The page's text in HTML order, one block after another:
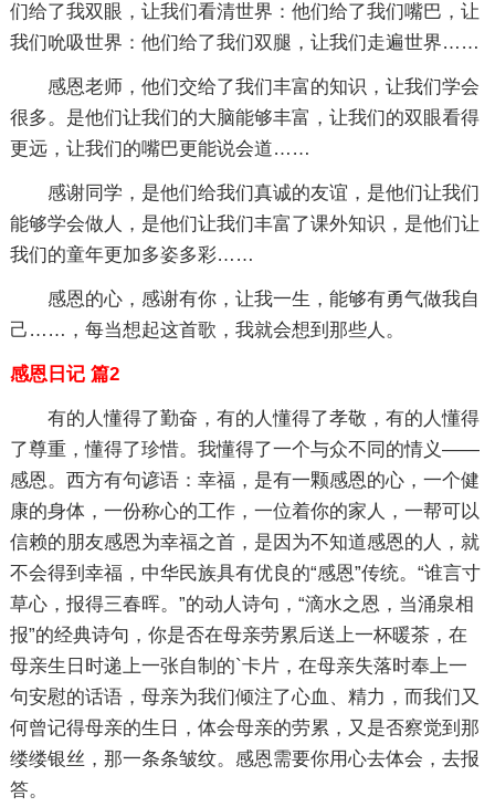
们给了我双眼，让我们看清世界：他们给了我们嘴巴，让
我们吮吸世界：他们给了我们双腿，让我们走遍世界……
感恩老师，他们交给了我们丰富的知识，让我们学会
很多。是他们让我们的大脑能够丰富，让我们的双眼看得
更远，让我们的嘴巴更能说会道……
感谢同学，是他们给我们真诚的友谊，是他们让我们
能够学会做人，是他们让我们丰富了课外知识，是他们让
我们的童年更加多姿多彩……
感恩的心，感谢有你，让我一生，能够有勇气做我自
己……，每当想起这首歌，我就会想到那些人。
感恩日记 篇2
有的人懂得了勤奋，有的人懂得了孝敬，有的人懂得
了尊重，懂得了珍惜。我懂得了一个与众不同的情义——
感恩。西方有句谚语：幸福，是有一颗感恩的心，一个健
康的身体，一份称心的工作，一位着你的家人，一帮可以
信赖的朋友感恩为幸福之首，是因为不知道感恩的人，就
不会得到幸福，中华民族具有优良的“感恩”传统。“谁言寸
草心，报得三春晖。”的动人诗句，“滴水之恩，当涌泉相
报”的经典诗句，你是否在母亲劳累后送上一杯暖茶，在
母亲生日时递上一张自制的`卡片，在母亲失落时奉上一
句安慰的话语，母亲为我们倾注了心血、精力，而我们又
何曾记得母亲的生日，体会母亲的劳累，又是否察觉到那
缕缕银丝，那一条条皱纹。感恩需要你用心去体会，去报
答。